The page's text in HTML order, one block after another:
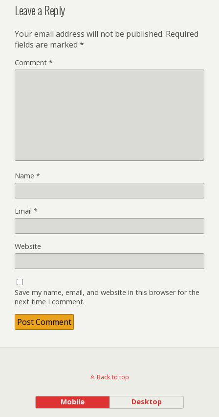
Leave a Reply
Your email address will not be published. Required
fields are marked *
Comment *
Name *
Email *
Website
Save my name, email, and website in this browser for the
next time I comment.
Back to top
Mobile Desktop